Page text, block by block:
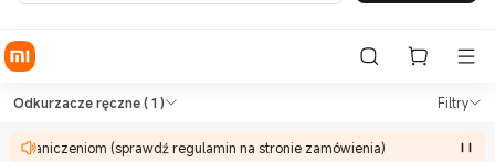
Shop Odkurzacze
Odkurzacze ręczne( 1 ) Filtry
ograniczeniom (sprawdź regulamin na stronie zamówienia)
Shop Odkurzacze Odkurzacze ręczne